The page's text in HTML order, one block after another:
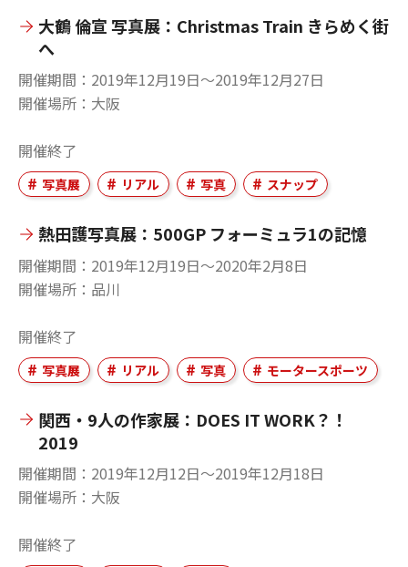
大鶴 倫宣 写真展：Christmas Train きらめく街
へ
開催期間
2019年12月19日〜2019年12月27日
開催場所
大阪
開催終了
写真展 リアル 写真 スナップ
熱田護写真展：500GP フォーミュラ1の記憶
開催期間
2019年12月19日〜2020年2月8日
開催場所
品川
開催終了
写真展 リアル 写真 モータースポーツ
関西・9人の作家展：DOES IT WORK？！
2019
開催期間
2019年12月12日〜2019年12月18日
開催場所
大阪
開催終了